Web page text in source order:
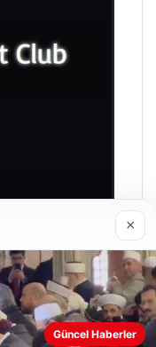
×
Güncel Haberler